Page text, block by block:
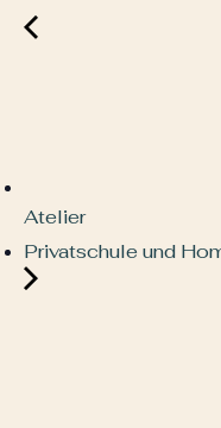
Atelier
Privatschule und